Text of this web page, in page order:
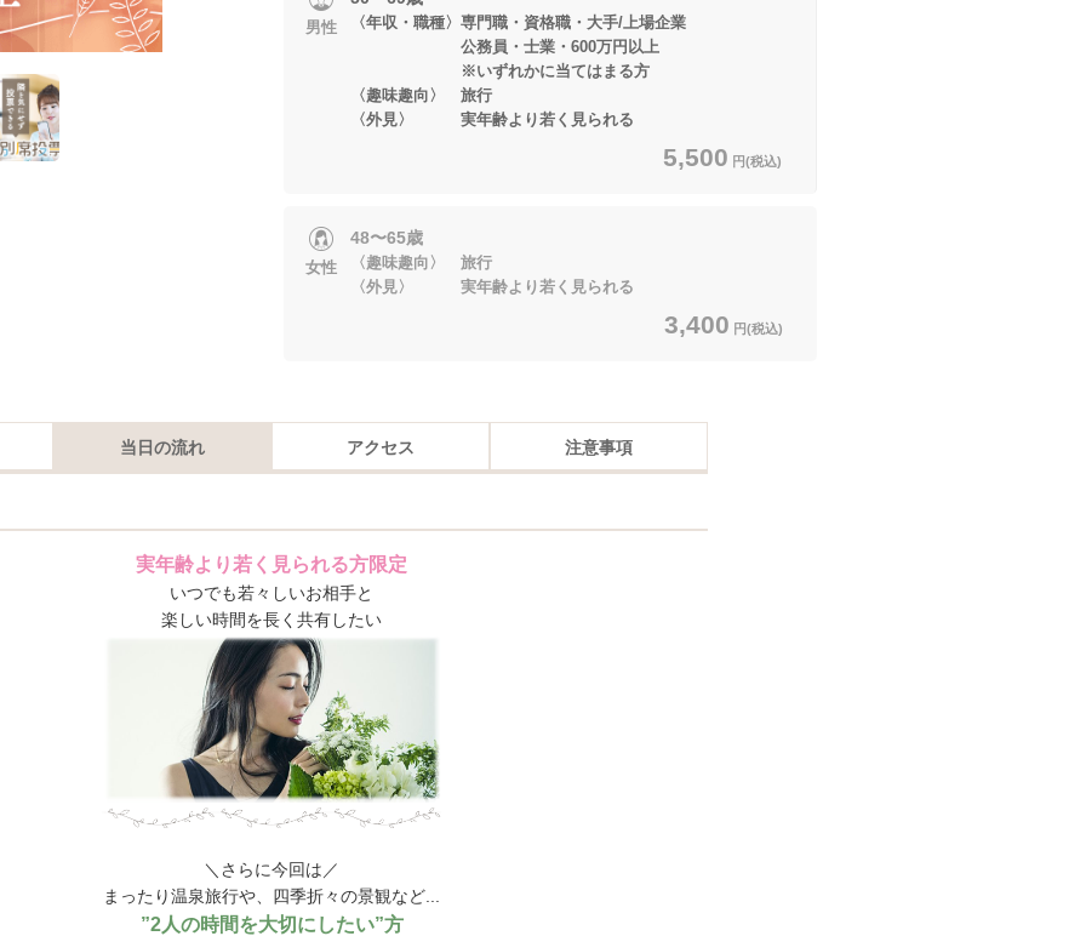
男性
〈年収・職種〉専門職・資格職・大手/上場企業
公務員・士業・600万円以上
※いずれかに当てはまる方
〈趣味趣向〉 旅行
〈外見〉 実年齢より若く見られる
5,500 円(税込)
女性
48〜65歳
〈趣味趣向〉 旅行
〈外見〉 実年齢より若く見られる
3,400 円(税込)
当日の流れ アクセス 注意事項
実年齢より若く見られる方限定
いつでも若々しいお相手と
楽しい時間を長く共有したい
＼さらに今回は／
まったり温泉旅行や、四季折々の景観など...
”2人の時間を大切にしたい”方